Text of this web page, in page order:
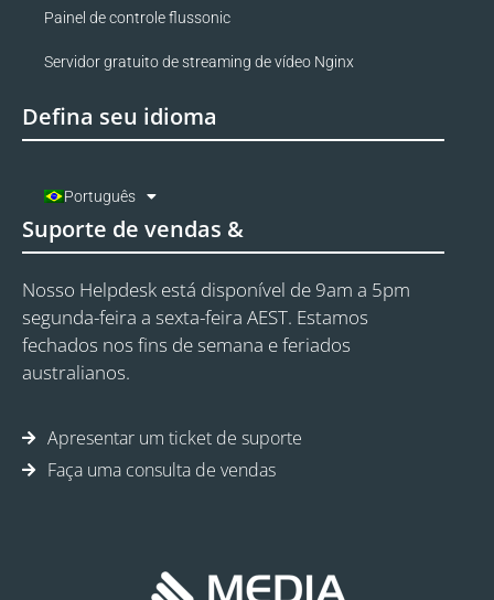
Painel de controle flussonic
Servidor gratuito de streaming de vídeo Nginx
Defina seu idioma
Português
Suporte de vendas &
Nosso Helpdesk está disponível de 9am a 5pm
segunda-feira a sexta-feira AEST. Estamos
fechados nos fins de semana e feriados
australianos.
Apresentar um ticket de suporte
Faça uma consulta de vendas